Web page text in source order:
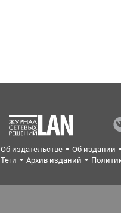
Об издательстве Об издании
Теги
Архив изданий